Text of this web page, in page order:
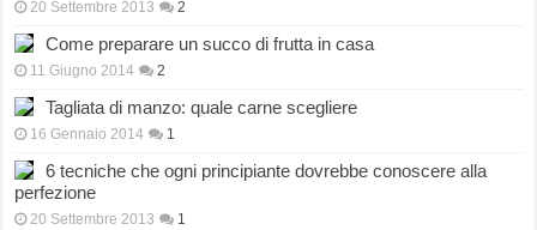
20 Settembre 2013 2
Come preparare un succo di frutta in casa
11 Giugno 2014 2
Tagliata di manzo: quale carne scegliere
16 Gennaio 2014 1
6 tecniche che ogni principiante dovrebbe conoscere alla
perfezione
20 Settembre 2013 1